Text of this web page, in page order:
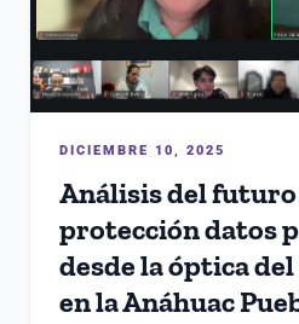
DICIEMBRE 10, 2025
Análisis del futuro
protección datos
desde la óptica
en la Anáhuac